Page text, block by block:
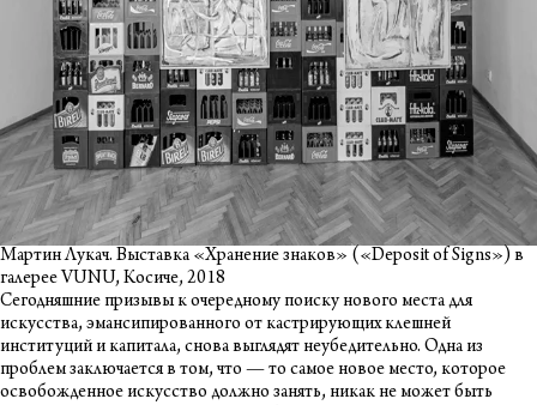
Мартин Лукач. Выставка «Хранение знаков» («Deposit of Signs») в
галерее VUNU, Косиче, 2018
Сегодняшние призывы к очередному поиску нового места для
искусства, эмансипированного от кастрирующих клешней
институций и капитала, снова выглядят неубедительно. Одна из
проблем заключается в том, что — то самое новое место, которое
освобожденное искусство должно занять, никак не может быть